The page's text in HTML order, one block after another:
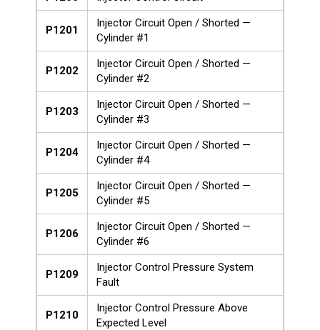
P1201
Injector Circuit Open / Shorted —
Cylinder #1
P1202
Injector Circuit Open / Shorted —
Cylinder #2
P1203
Injector Circuit Open / Shorted —
Cylinder #3
P1204
Injector Circuit Open / Shorted —
Cylinder #4
P1205
Injector Circuit Open / Shorted —
Cylinder #5
P1206
Injector Circuit Open / Shorted —
Cylinder #6
P1209
Injector Control Pressure System
Fault
P1210
Injector Control Pressure Above
Expected Level